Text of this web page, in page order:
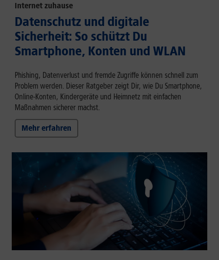
Internet zuhause
Datenschutz und digitale
Sicherheit: So schützt Du
Smartphone, Konten und WLAN
Phishing, Datenverlust und fremde Zugriffe können schnell zum
Problem werden. Dieser Ratgeber zeigt Dir, wie Du Smartphone,
Online-Konten, Kindergeräte und Heimnetz mit einfachen
Maßnahmen sicherer machst.
Mehr erfahren